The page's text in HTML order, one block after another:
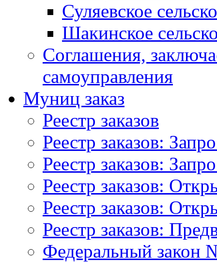
Суляевское
Шакинское
Соглашения,
самоуправления
Муниц заказ
Реестр заказов
Реестр заказов:
Реестр заказов:
Реестр заказов:
Реестр заказов:
Реестр заказов:
Федеральный закон